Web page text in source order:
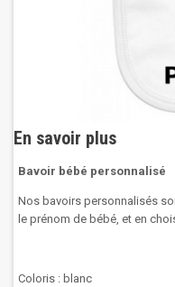
En savoir plus
Bavoir bébé personnalisé
Nos bavoirs personnalisés
le prénom de bébé, et en
Coloris : blanc